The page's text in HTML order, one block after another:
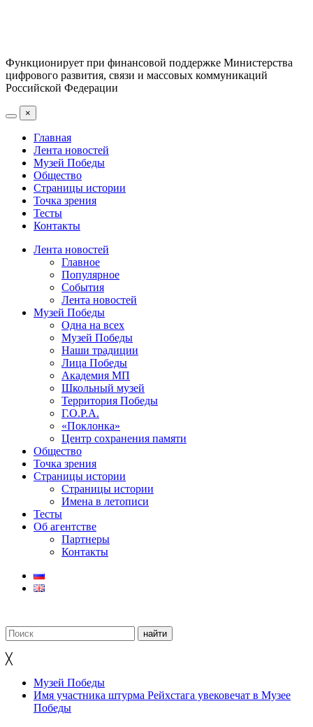
Функционирует при финансовой поддержке Министерства
цифрового развития, связи и массовых коммуникаций
Российской Федерации
×
Главная
Лента новостей
Музей Победы
Общество
Страницы истории
Точка зрения
Тесты
Контакты
Лента новостей
Главное
Популярное
События
Лента новостей
Музей Победы
Одна на всех
Музей Победы
Наши традиции
Лица Победы
Академия МП
Школьный музей
Территория Победы
Г.О.Р.А.
«Поклонка»
Центр сохранения памяти
Общество
Точка зрения
Страницы истории
Страницы истории
Имена в летописи
Тесты
Об агентстве
Партнеры
Контакты
╳
Музей Победы
Имя участника штурма Рейхстага увековечат в Музее
Победы